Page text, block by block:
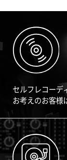
セルフレコーデ
お考えのお客様